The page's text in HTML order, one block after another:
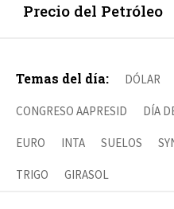
Precio del Petróleo
Temas del día: DÓLAR
CONGRESO AAPRESID DÍA
EURO INTA SUELOS
TRIGO GIRASOL